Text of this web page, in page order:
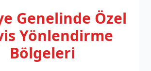
Genelinde Özel
Yönlendirme
Bölgeleri